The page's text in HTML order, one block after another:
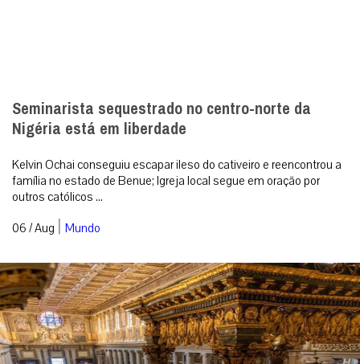
Seminarista sequestrado no centro-norte da
Nigéria está em liberdade
Kelvin Ochai conseguiu escapar ileso do cativeiro e reencontrou a
família no estado de Benue; Igreja local segue em oração por
outros católicos ...
06 / Aug | Mundo